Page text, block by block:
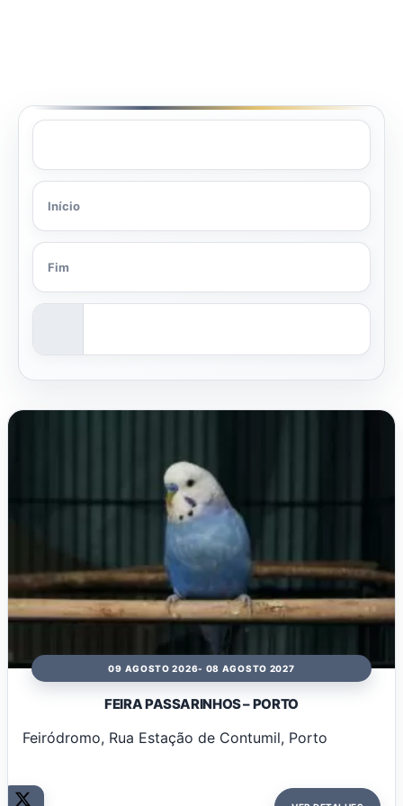
09 AGOSTO 2026- 08 AGOSTO 2027
FEIRA PASSARINHOS – PORTO
Feiródromo, Rua Estação de Contumil, Porto